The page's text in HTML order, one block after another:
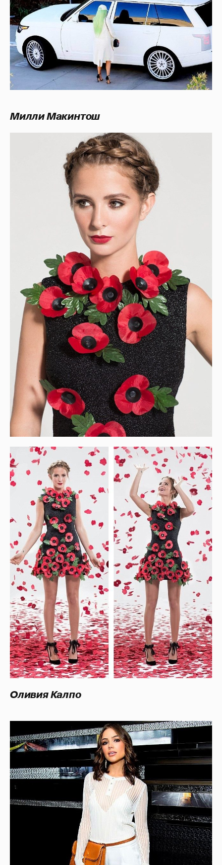
Милли Макинтош
Оливия Калпо